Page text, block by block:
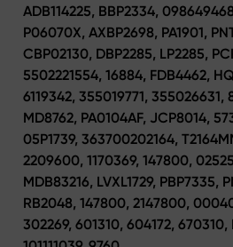
ADB114225, BBP2334,
P06070X, AXBP2698, PA1901,
CBP02130, DBP2285, LP2285,
5502221554, 16884, FDB4462,
6119342, 355019771,
MD8762, PA0104AF, JCP8014,
05P1739, 363700202164,
2209600, 1170369, 147800,
MDB83216, LVXL1729, PBP7335,
RB2048, 147800, 2147800,
302269, 601310, 604172, 670310,